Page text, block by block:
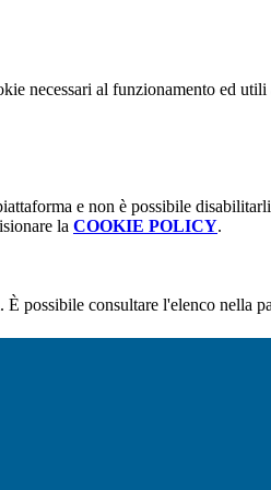
necessari al funzionamento ed
e non è possibile
la COOKIE POLICY.
possibile consultare l'elenco nella